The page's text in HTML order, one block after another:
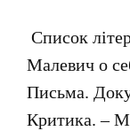
Список
Малевич о
Письма.
Критика. –